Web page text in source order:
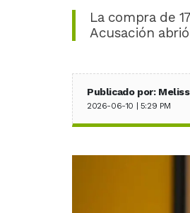
La compra de
Acusación
Publicado por:
2026-06-10 | 5:29 PM